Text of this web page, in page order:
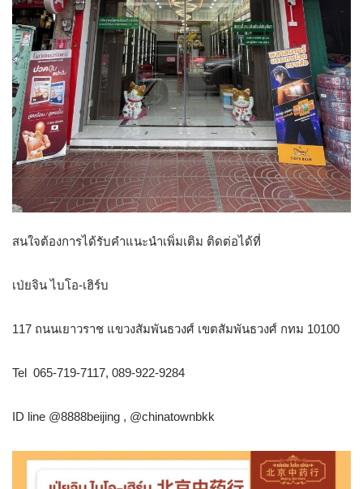
สนใจต้องการได้รับคำแนะนำเพิ่มเติม ติดต่อได้ที่
เป่ยจิน ไบโอ-เฮิร์บ
117 ถนนเยาวราช แขวงสัมพันธวงศ์ เขตสัมพันธวงศ์ กทม 10100
Tel 065-719-7117, 089-922-9284
ID line @8888beijing , @chinatownbkk